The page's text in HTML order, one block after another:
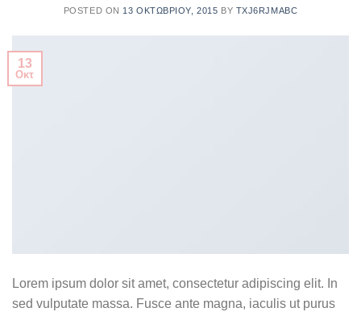
POSTED ON 13 ΟΚΤΩΒΡΊΟΥ, 2015 BY TXJ6RJMABC
13
Οκτ
Lorem ipsum dolor sit amet, consectetur adipiscing elit. In
sed vulputate massa. Fusce ante magna, iaculis ut purus